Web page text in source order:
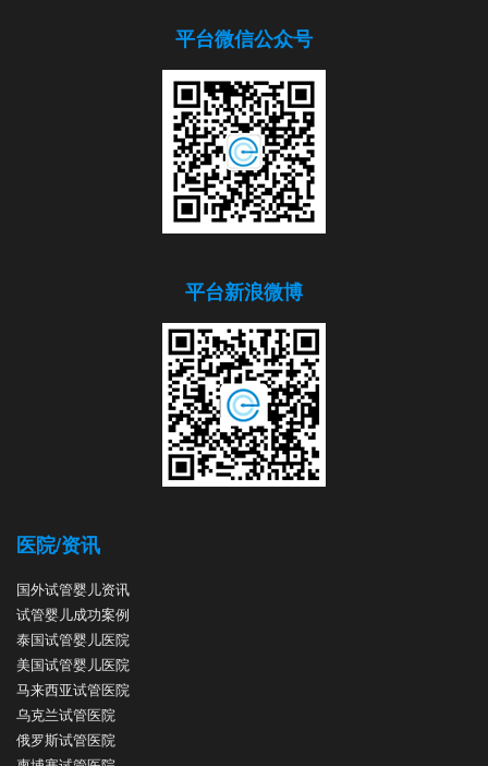
平台微信公众号
平台新浪微博
医院/资讯
国外试管婴儿资讯
试管婴儿成功案例
泰国试管婴儿医院
美国试管婴儿医院
马来西亚试管医院
乌克兰试管医院
俄罗斯试管医院